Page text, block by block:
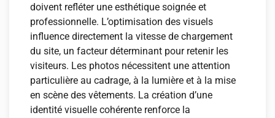
doivent refléter une esthétique soignée et
professionnelle. L’optimisation des visuels
influence directement la vitesse de chargement
du site, un facteur déterminant pour retenir les
visiteurs. Les photos nécessitent une attention
particulière au cadrage, à la lumière et à la mise
en scène des vêtements. La création d’une
identité visuelle cohérente renforce la